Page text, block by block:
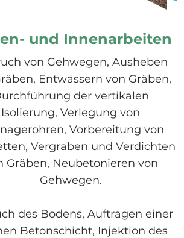
und Innenarbeiten
von Gehwegen, Ausheben
Entwässern von Gräben,
der vertikalen
Isolierung, Verlegung von
Vorbereitung von
Vergraben und Verdichten
Gräben, Neubetonieren von
Gehwegen.
des Bodens, Auftragen einer
Betonschicht, Injektion des